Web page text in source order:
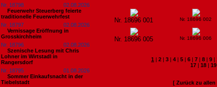
Nr. 18798
02.08.2026
Feuerwehr Steuerberg feierte
traditionelle Feuerwehrfest
Nr. 18797
02.08.2026
Vernissage Eröffnung in
Grosskirchheim
Nr. 18796
02.08.2026
Szenische Lesung mit Chris
Lohner im Wirtstadl in
Rangersdorf
Nr. 18795
01.08.2026
Sommer Einkaufsnacht in der
Tiebelstadt
Nr. 18696 001 Nr. 18696 002
Nr. 18696 005 Nr. 18696 006
1 | 2 | 3 | 4 | 5 | 6 | 7 | 8 | 9 |
17 |18 |19
[ Zurück zu